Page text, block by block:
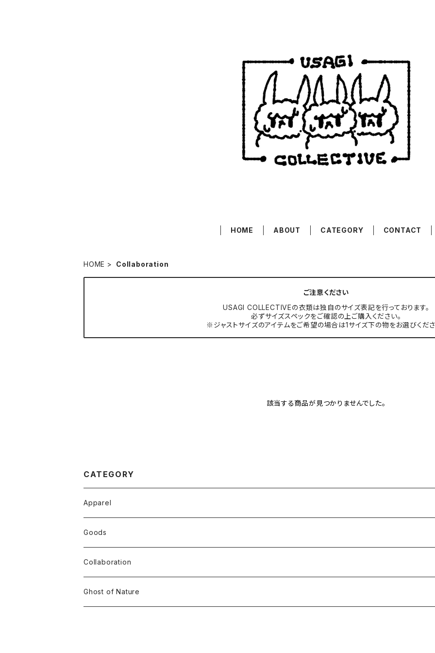
HOME ABOUT CATEGORY CONTACT
HOME Collaboration
ご注意ください
USAGI COLLECTIVEの衣類は独自のサイズ表記を行っております。
必ずサイズスペックをご確認の上ご購入ください。
※ジャストサイズのアイテムをご希望の場合は1サイズ下の物をお選びくださ
該当する商品が見つかりませんでした。
CATEGORY
Apparel
Tops
T-shirt
Long Sleeve
Accessory
Goods
Collaboration
Ghost of Nature